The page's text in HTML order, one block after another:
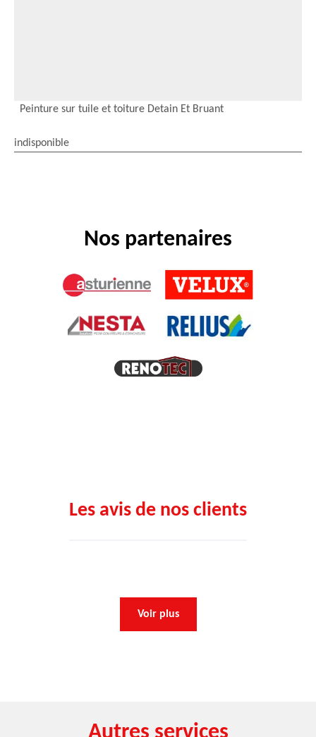
Peinture sur tuile et toiture Detain Et Bruant
indisponible
Nos partenaires
Les avis de nos clients
Voir plus